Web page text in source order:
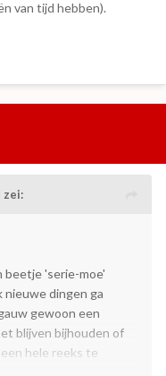
van tijd hebben).
zei:
beetje 'serie-moe'
nieuwe dingen ga
gewoon een
blijven bijhouden of
hele reeks te